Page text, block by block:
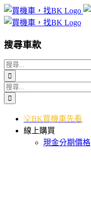
Skip
to
content
搜尋車款
搜
索
結
果：
搜
索
💡BK買機車先看
線上購買
現金分期價格